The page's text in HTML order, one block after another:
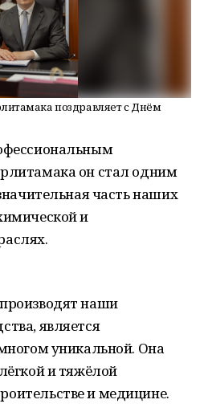
поздравляет с Днём
он стал одним
часть наших
и
наши
является
уникальной. Она
и тяжёлой
и медицине.